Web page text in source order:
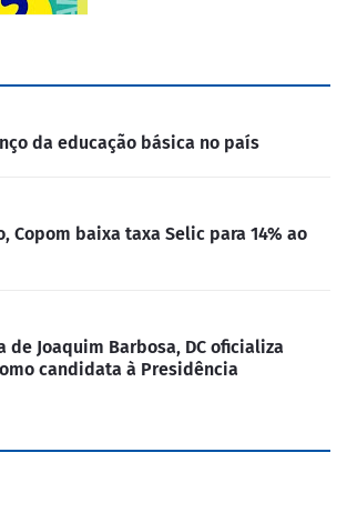
da educação básica no país
Copom baixa taxa Selic para 14% ao
de Joaquim Barbosa, DC oficializa
candidata à Presidência